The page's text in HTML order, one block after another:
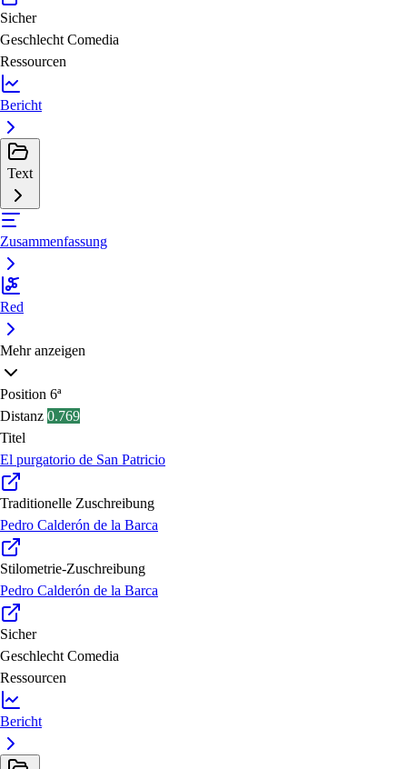
Sicher
Geschlecht Comedia
Ressourcen
Bericht
Text
Zusammenfassung
Red
Mehr anzeigen
Position 6ª
Distanz 0.769
Titel
El purgatorio de San Patricio
Traditionelle Zuschreibung
Pedro Calderón de la Barca
Stilometrie-Zuschreibung
Pedro Calderón de la Barca
Sicher
Geschlecht Comedia
Ressourcen
Bericht